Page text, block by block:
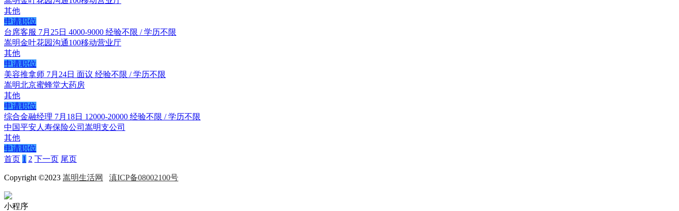
其他
申请职位
台席客服 7月25日 4000-9000 经验不限 / 学历不限
嵩明金叶花园沟通100移动营业厅
其他
申请职位
美容推拿师 7月24日 面议 经验不限 / 学历不限
嵩明北京蜜蜂堂大药房
其他
申请职位
综合金融经理 7月18日 12000-20000 经验不限 / 学历不限
中国平安人寿保险公司嵩明支公司
其他
申请职位
首页 1 2 下一页 尾页
Copyright ©2023 嵩明生活网 滇ICP备08002100号
小程序